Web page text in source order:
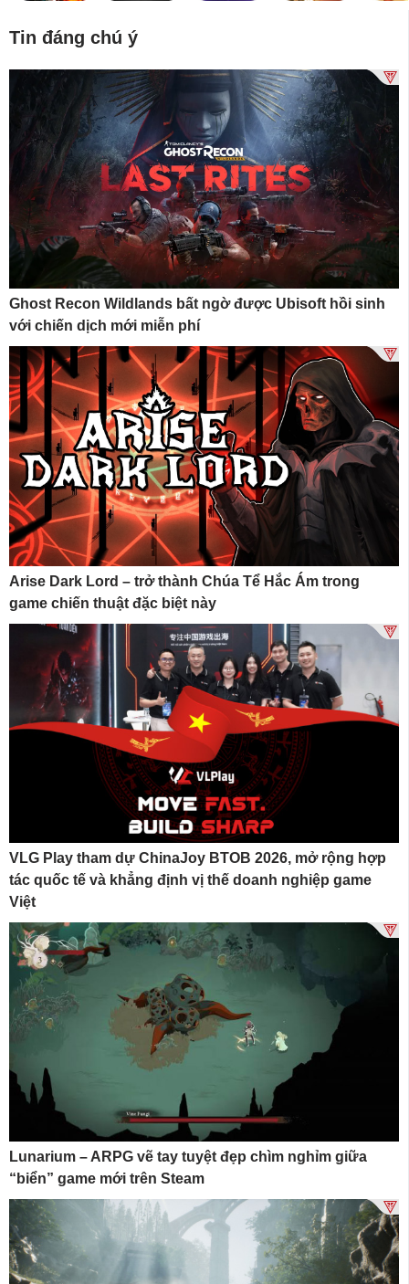
Tin đáng chú ý
Ghost Recon Wildlands bất ngờ được Ubisoft hồi sinh
với chiến dịch mới miễn phí
Arise Dark Lord – trở thành Chúa Tể Hắc Ám trong
game chiến thuật đặc biệt này
VLG Play tham dự ChinaJoy BTOB 2026, mở rộng hợp
tác quốc tế và khẳng định vị thế doanh nghiệp game
Việt
Lunarium – ARPG vẽ tay tuyệt đẹp chìm nghỉm giữa
“biển” game mới trên Steam